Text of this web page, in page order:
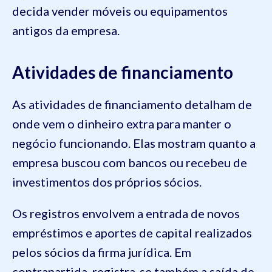
decida vender móveis ou equipamentos
antigos da empresa.
Atividades de financiamento
As atividades de financiamento detalham de
onde vem o dinheiro extra para manter o
negócio funcionando. Elas mostram quanto a
empresa buscou com bancos ou recebeu de
investimentos dos próprios sócios.
Os registros envolvem a entrada de novos
empréstimos e aportes de capital realizados
pelos sócios da firma jurídica. Em